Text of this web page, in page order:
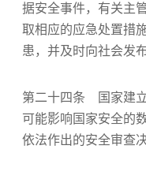
据安全事件，有关主
取相应的应急处置措
患，并及时向社会发
第二十四条 国家建
可能影响国家安全的
依法作出的安全审查